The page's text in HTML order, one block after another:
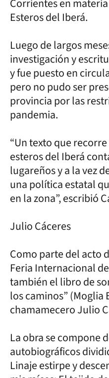
Corrientes en
Esteros del Iberá.
Luego de largos
investigación y
y fue puesto en
pero no pudo ser
provincia por las
pandemia.
“Un texto que
esteros del Iberá
lugareños y a la vez
una política estatal
en la zona”, escribió
Julio Cáceres
Como parte del acto
Feria Internacional
también el libro de
los caminos” (Moglia
chamamecero Julio
La obra se compone
autobiográficos
Linaje estirpe y